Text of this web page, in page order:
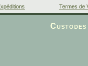
Termes de